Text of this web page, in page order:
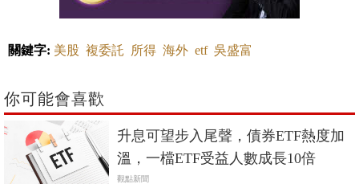
關鍵字: 美股 複委託 所得 海外 etf 吳盛富
你可能會喜歡
升息可望步入尾聲，債券ETF熱度加
溫，一檔ETF受益人數成長10倍
觀點新聞